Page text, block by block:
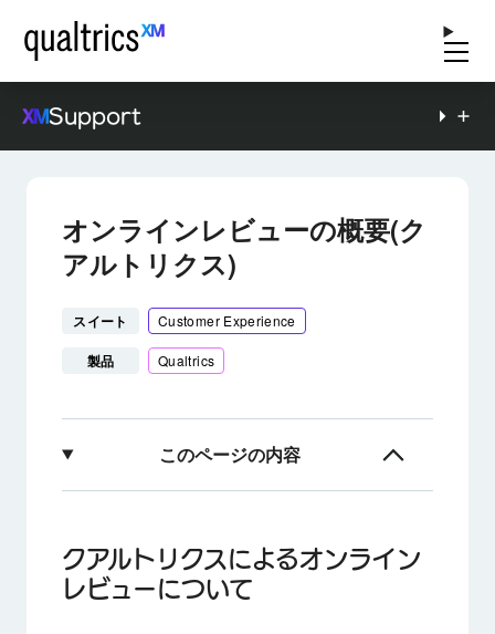
Support
オンラインレビューの概要(ク
アルトリクス)
スイート Customer Experience
製品 Qualtrics
このページの内容
レピュテーションマネジメントプロジェクトの作
成
クアルトリクスによるオンライン
レビューについて